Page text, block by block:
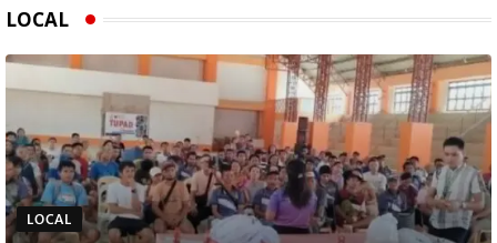
LOCAL
LOCAL